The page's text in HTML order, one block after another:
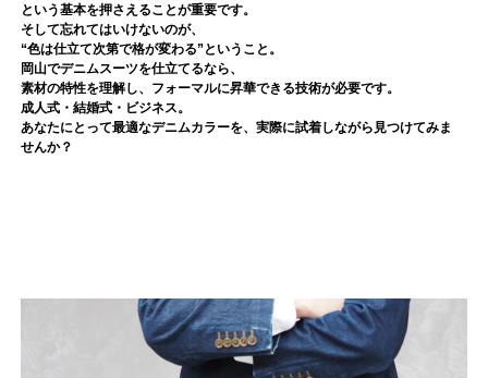
という基本を押さえることが重要です。
そして忘れてはいけないのが、
“色は仕立て次第で格が変わる”ということ。
岡山でデニムスーツを仕立てるなら、
素材の特性を理解し、フォーマルに昇華できる技術が必要です。
成人式・結婚式・ビジネス。
あなたにとって最適なデニムカラーを、実際に試着しながら見つけてみま
せんか？